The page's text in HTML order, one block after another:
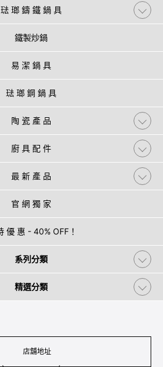
琺 瑯 鑄 鐵 鍋 具
鐵製炒鍋
易 潔 鍋 具
琺 瑯 鋼 鍋 具
陶 瓷 產 品
廚 具 配 件
最 新 產 品
官 網 獨 家
優 惠 - 40% OFF！
系列分類
精選分類
店舖地址